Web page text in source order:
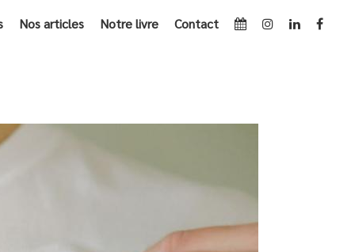
Nos articles Notre livre Contact